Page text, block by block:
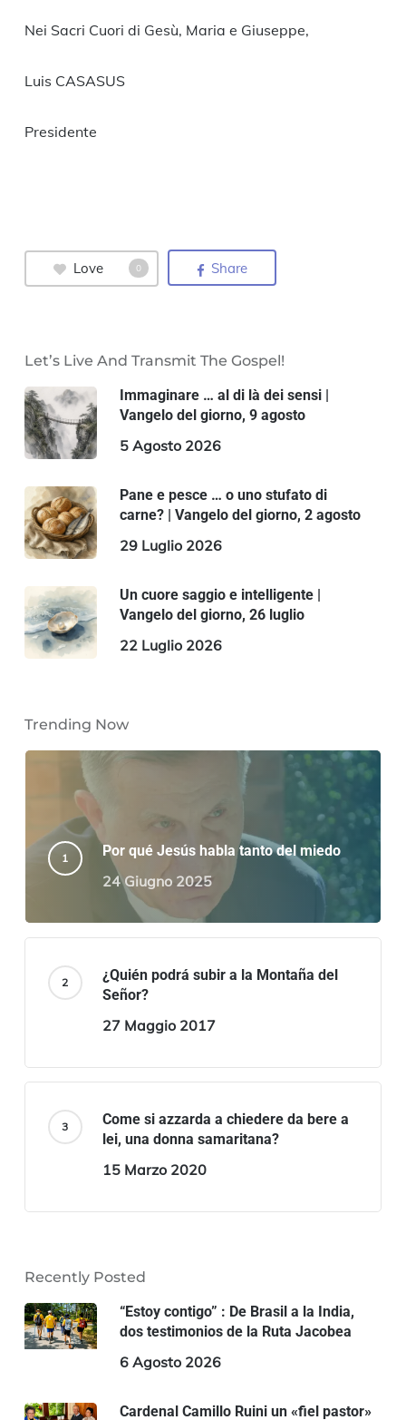
Nei Sacri Cuori di Gesù, Maria e Giuseppe,
Luis CASASUS
Presidente
Love 0 Share
Let’s Live And Transmit The Gospel!
Immaginare … al di là dei sensi |
Vangelo del giorno, 9 agosto
5 Agosto 2026
Pane e pesce … o uno stufato di
carne? | Vangelo del giorno, 2 agosto
29 Luglio 2026
Un cuore saggio e intelligente |
Vangelo del giorno, 26 luglio
22 Luglio 2026
Trending Now
Por qué Jesús habla tanto del miedo
24 Giugno 2025
¿Quién podrá subir a la Montaña del
Señor?
27 Maggio 2017
Come si azzarda a chiedere da bere a
lei, una donna samaritana?
15 Marzo 2020
Recently Posted
“Estoy contigo” : De Brasil a la India,
dos testimonios de la Ruta Jacobea
6 Agosto 2026
Cardenal Camillo Ruini un «fiel pastor»